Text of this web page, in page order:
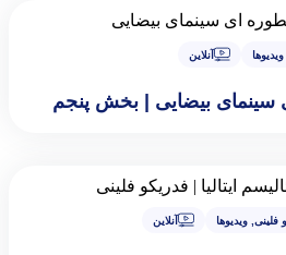
,ویدیوها آنلاین
بیضایی | بخش پنجم
فلینی ,ویدیوها آنلاین